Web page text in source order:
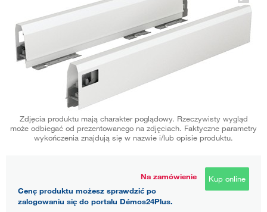
Zdjęcia produktu mają charakter poglądowy. Rzeczywisty wygląd
może odbiegać od prezentowanego na zdjęciach. Faktyczne parametry
wykończenia znajdują się w nazwie i/lub opisie produktu.
Na zamówienie
Cenę produktu możesz sprawdzić po
zalogowaniu się do portalu Démos24Plus.
Kup online